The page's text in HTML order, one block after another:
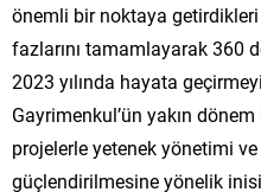
önemli bir noktaya
fazlarını tamamlayarak 360
2023 yılında hayata
Gayrimenkul’ün yakın
projelerle yetenek yönetimi ve
güçlendirilmesine yönelik